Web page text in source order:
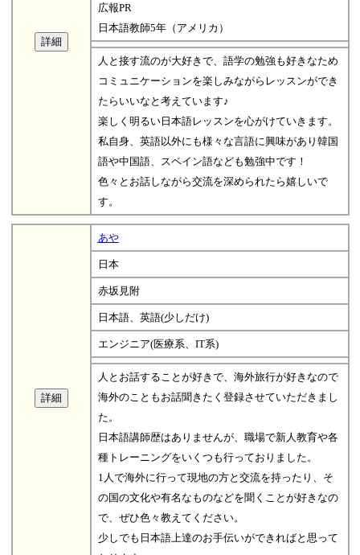
広報PR
日本語教師5年（アメリカ）
人と接す流のが大好きで、語学の勉強も好きなため
コミュニケーションを楽しみながらレッスンができ
たらいいなと考えています♪
楽しく明るい日本語レッスンを心がけていきます。
私自身、英語以外にも様々な言語に興味があり韓国
語や中国語、スペイン語なども勉強中です！
色々とお話しながら交流を深められたら嬉しいで
す。
あや
日本
赤坂見附
日本語、英語(少しだけ)
エンジニア(医療系、IT系)
人とお話することが好きで、海外旅行が好きなので
海外のこともお話聞きたく登録させていただきまし
た。
日本語講師歴はありませんが、職場で新人教育や各
種トレーニングをいくつも行っておりました。
1人で海外に行って現地の方と交流を持ったり、そ
の国の文化や有名なものなどを聞くことが好きなの
で、ぜひ色々教えてください。
少しでも日本語上達のお手伝いができればと思って